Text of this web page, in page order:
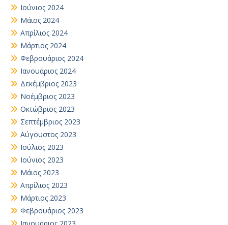
Ιούνιος 2024
Μάιος 2024
Απρίλιος 2024
Μάρτιος 2024
Φεβρουάριος 2024
Ιανουάριος 2024
Δεκέμβριος 2023
Νοέμβριος 2023
Οκτώβριος 2023
Σεπτέμβριος 2023
Αύγουστος 2023
Ιούλιος 2023
Ιούνιος 2023
Μάιος 2023
Απρίλιος 2023
Μάρτιος 2023
Φεβρουάριος 2023